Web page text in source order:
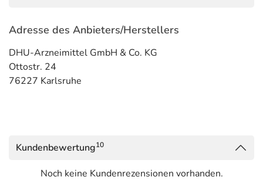
Adresse des Anbieters/Herstellers
DHU-Arzneimittel GmbH & Co. KG
Ottostr. 24
76227 Karlsruhe
Kundenbewertung10
Noch keine Kundenrezensionen vorhanden.